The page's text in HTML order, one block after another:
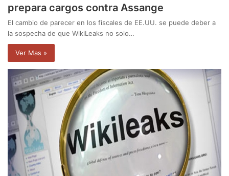
prepara cargos contra Assange
El cambio de parecer en los fiscales de EE.UU. se puede deber a
la sospecha de que WikiLeaks no solo…
Ver Mas »